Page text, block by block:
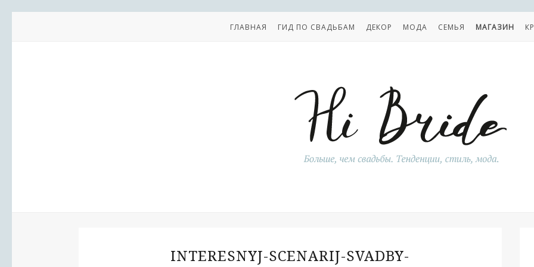
ГЛАВНАЯ ГИД ПО СВАДЬБАМ ДЕКОР МОДА СЕМЬЯ МАГАЗИН
INTERESNYJ-SCENARIJ-SVADBY-